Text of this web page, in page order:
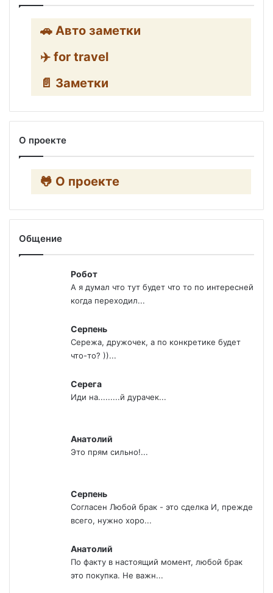
🚗 Авто заметки
✈️ for travel
📄 Заметки
О проекте
🐸 О проекте
Общение
Робот
А я думал что тут будет что то по интересней
когда переходил...
Серпень
Сережа, дружочек, а по конкретике будет
что-то? ))...
Серега
Иди на.........й дурачек...
Анатолий
Это прям сильно!...
Серпень
Согласен Любой брак - это сделка И, прежде
всего, нужно хоро...
Анатолий
По факту в настоящий момент, любой брак
это покупка. Не важн...